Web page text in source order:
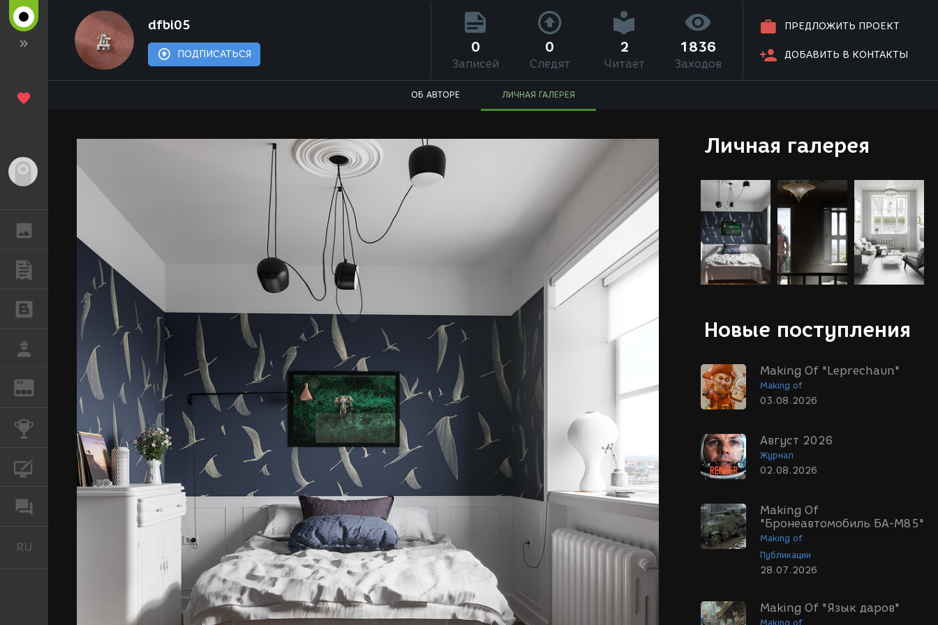
ПУБЛИКАЦИИ
REN ЖУРНАЛ
КОНКУРСЫ
КУРСЫ
RU
dfbi05
ПОДПИСАТЬСЯ
ПРЕДЛОЖИТЬ ПРОЕКТ
ДОБАВИТЬ В КОНТАКТЫ
0
Записей
0
Следят
2
Читает
1836
Заходов
ОБ АВТОРЕ ЛИЧНАЯ ГАЛЕРЕЯ
Личная галерея
Новые поступления
Making Of "Leprechaun"
Making of
03.08.2026
Август 2026
Журнал
02.08.2026
Making Of
"Бронеавтомобиль БА-М85"
Making of
Публикации
28.07.2026
Making Of "Язык даров"
Making of